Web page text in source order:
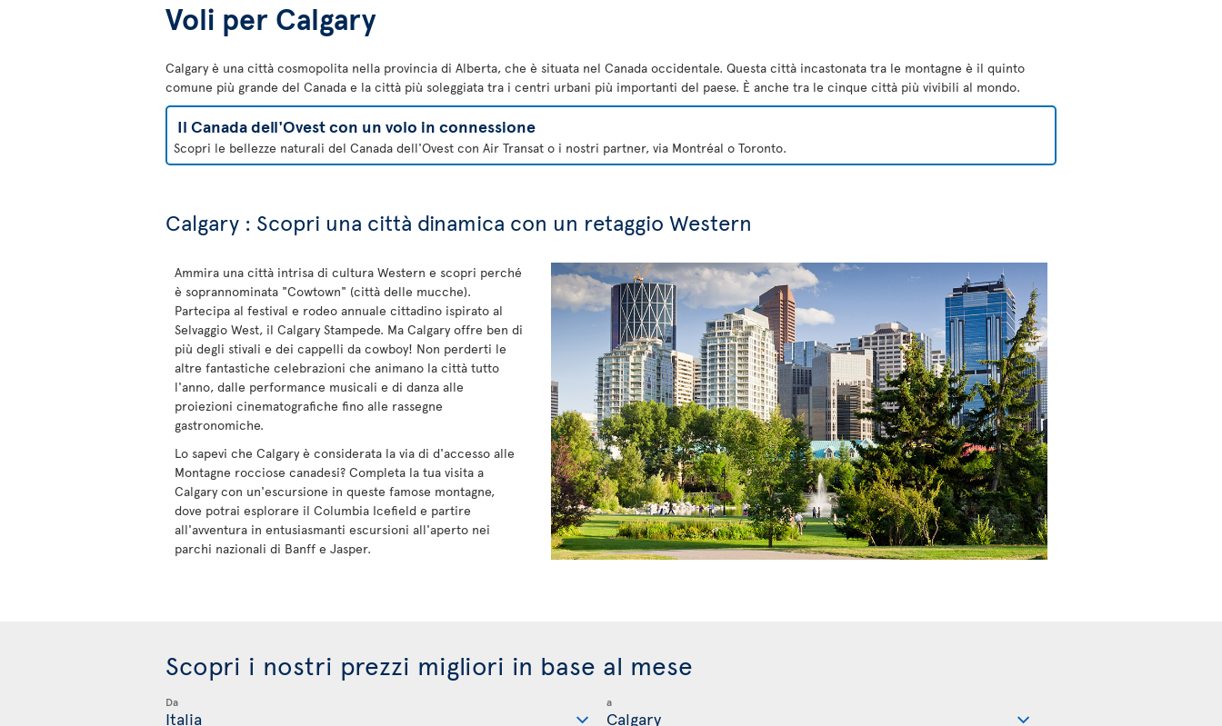
Voli per Calgary
Calgary è una città cosmopolita nella provincia di Alberta, che è situata nel Canada occidentale. Questa città incastonata tra le montagne è il quinto
comune più grande del Canada e la città più soleggiata tra i centri urbani più importanti del paese. È anche tra le cinque città più vivibili al mondo.
Il Canada dell'Ovest con un volo in connessione
Scopri le bellezze naturali del Canada dell'Ovest con Air Transat o i nostri partner, via Montréal o Toronto.
Calgary : Scopri una città dinamica con un retaggio Western
Ammira una città intrisa di cultura Western e scopri perché
è soprannominata "Cowtown" (città delle mucche).
Partecipa al festival e rodeo annuale cittadino ispirato al
Selvaggio West, il Calgary Stampede. Ma Calgary offre ben di
più degli stivali e dei cappelli da cowboy! Non perderti le
altre fantastiche celebrazioni che animano la città tutto
l'anno, dalle performance musicali e di danza alle
proiezioni cinematografiche fino alle rassegne
gastronomiche.
Lo sapevi che Calgary è considerata la via di d'accesso alle
Montagne rocciose canadesi? Completa la tua visita a
Calgary con un'escursione in queste famose montagne,
dove potrai esplorare il Columbia Icefield e partire
all'avventura in entusiasmanti escursioni all'aperto nei
parchi nazionali di Banff e Jasper.
Scopri i nostri prezzi migliori in base al mese
Da a